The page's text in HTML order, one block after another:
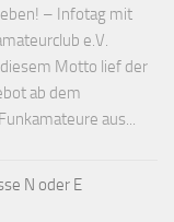
– Infotag mit
e.V.
Motto lief der
ab dem
aus...
N oder E